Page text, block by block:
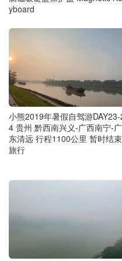
yboard
小熊2019年暑假自驾游DAY23-
4 贵州 黔西南兴义-广西南宁-广
东清远 行程1100公里 暂时结束
旅行